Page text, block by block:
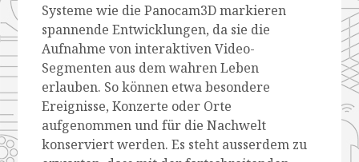
Systeme wie die Panocam3D markieren
spannende Entwicklungen, da sie die
Aufnahme von interaktiven Video-
Segmenten aus dem wahren Leben
erlauben. So können etwa besondere
Ereignisse, Konzerte oder Orte
aufgenommen und für die Nachwelt
konserviert werden. Es steht ausserdem zu